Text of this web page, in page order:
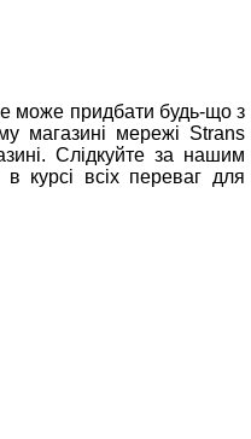
може придбати будь-що з
магазині мережі Strans
Слідкуйте за нашим
курсі всіх переваг для